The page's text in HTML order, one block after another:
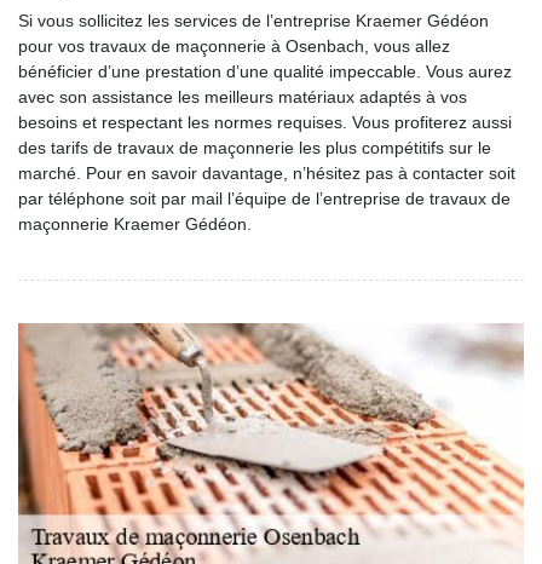
Si vous sollicitez les services de l’entreprise Kraemer Gédéon
pour vos travaux de maçonnerie à Osenbach, vous allez
bénéficier d’une prestation d’une qualité impeccable. Vous aurez
avec son assistance les meilleurs matériaux adaptés à vos
besoins et respectant les normes requises. Vous profiterez aussi
des tarifs de travaux de maçonnerie les plus compétitifs sur le
marché. Pour en savoir davantage, n’hésitez pas à contacter soit
par téléphone soit par mail l’équipe de l’entreprise de travaux de
maçonnerie Kraemer Gédéon.